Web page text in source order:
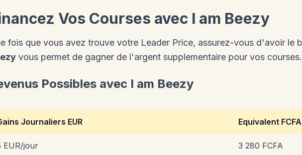
Vos Courses avec I am Beezy
fois que vous avez trouve votre Leader Price, assurez-vous d'avoir le
vous permet de gagner de l'argent supplementaire pour vos courses.
Possibles avec I am Beezy
Journaliers EUR Equivalent FCFA
EUR/jour 3 280 FCFA